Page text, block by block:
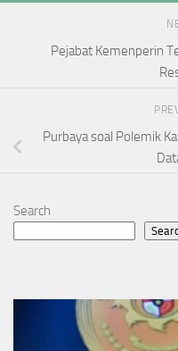
Pejabat Kemenperin
Purbaya soal Polemik
Search